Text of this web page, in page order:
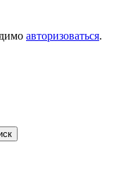
авторизоваться.